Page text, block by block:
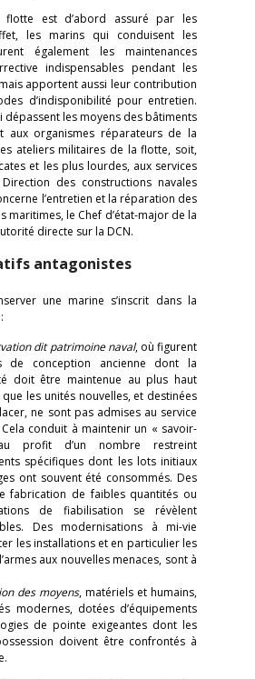
flotte est d’abord assuré par les
les marins qui conduisent les
également les maintenances
indispensables pendant les
apportent aussi leur contribution
d’indisponibilité pour entretien.
dépassent les moyens des bâtiments
aux organismes réparateurs de la
ateliers militaires de la flotte, soit,
et les plus lourdes, aux services
des constructions navales
l’entretien et la réparation des
maritimes, le Chef d’état-major de la
directe sur la DCN.
antagonistes
une marine s’inscrit dans la
dit patrimoine naval, où figurent
de conception ancienne dont la
doit être maintenue au plus haut
les unités nouvelles, et destinées
ne sont pas admises au service
Cela conduit à maintenir un « savoir-
profit d’un nombre restreint
spécifiques dont les lots initiaux
ont souvent été consommés. Des
fabrication de faibles quantités ou
de fiabilisation se révèlent
Des modernisations à mi-vie
les installations et en particulier les
aux nouvelles menaces, sont à
des moyens, matériels et humains,
modernes, dotées d’équipements
de pointe exigeantes dont les
doivent être confrontés à